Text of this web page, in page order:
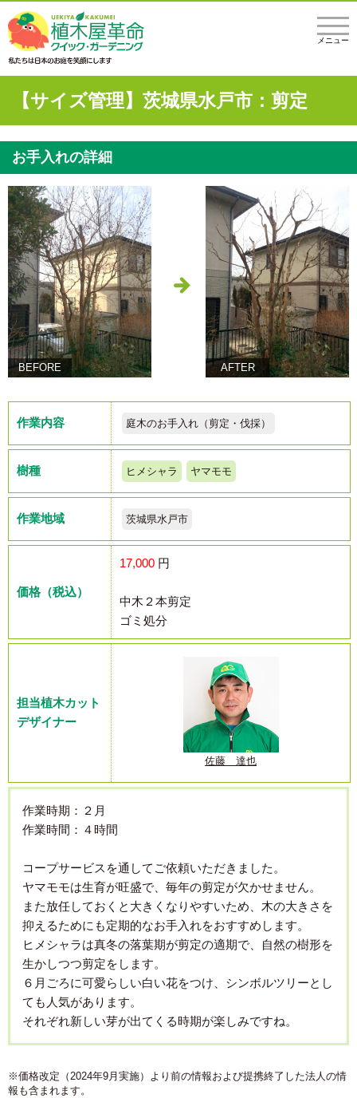
メニュー
【サイズ管理】茨城県水戸市：剪定
お手入れの詳細
BEFORE AFTER
作業内容 庭木のお手入れ（剪定・伐採）
樹種 ヒメシャラ ヤマモモ
作業地域 茨城県水戸市
価格（税込）
17,000 円
中木２本剪定
ゴミ処分
担当植木カット
デザイナー
佐藤 達也
作業時期：２月
作業時間：４時間
コープサービスを通してご依頼いただきました。
ヤマモモは生育が旺盛で、毎年の剪定が欠かせません。
また放任しておくと大きくなりやすいため、木の大きさを
抑えるためにも定期的なお手入れをおすすめします。
ヒメシャラは真冬の落葉期が剪定の適期で、自然の樹形を
生かしつつ剪定をします。
６月ごろに可愛らしい白い花をつけ、シンボルツリーとし
ても人気があります。
それぞれ新しい芽が出てくる時期が楽しみですね。
※価格改定（2024年9月実施）より前の情報および提携終了した法人の情
報も含まれます。